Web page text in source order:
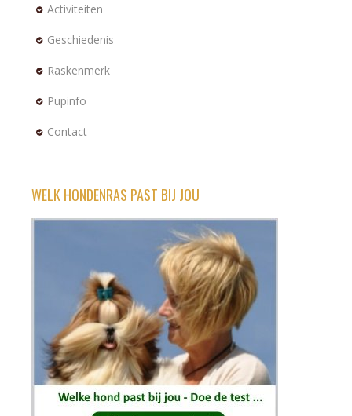
Activiteiten
Geschiedenis
Raskenmerk
Pupinfo
Contact
WELK HONDENRAS PAST BIJ JOU